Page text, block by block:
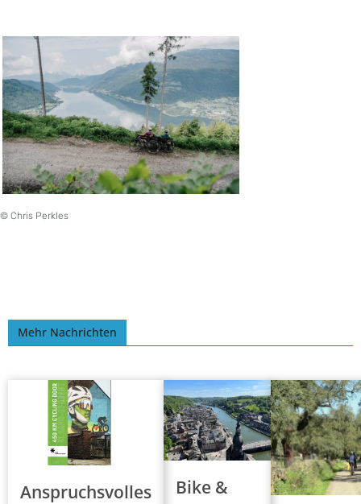
© Chris Perkles
Mehr Nachrichten
Anspruchsvolles
Bike &